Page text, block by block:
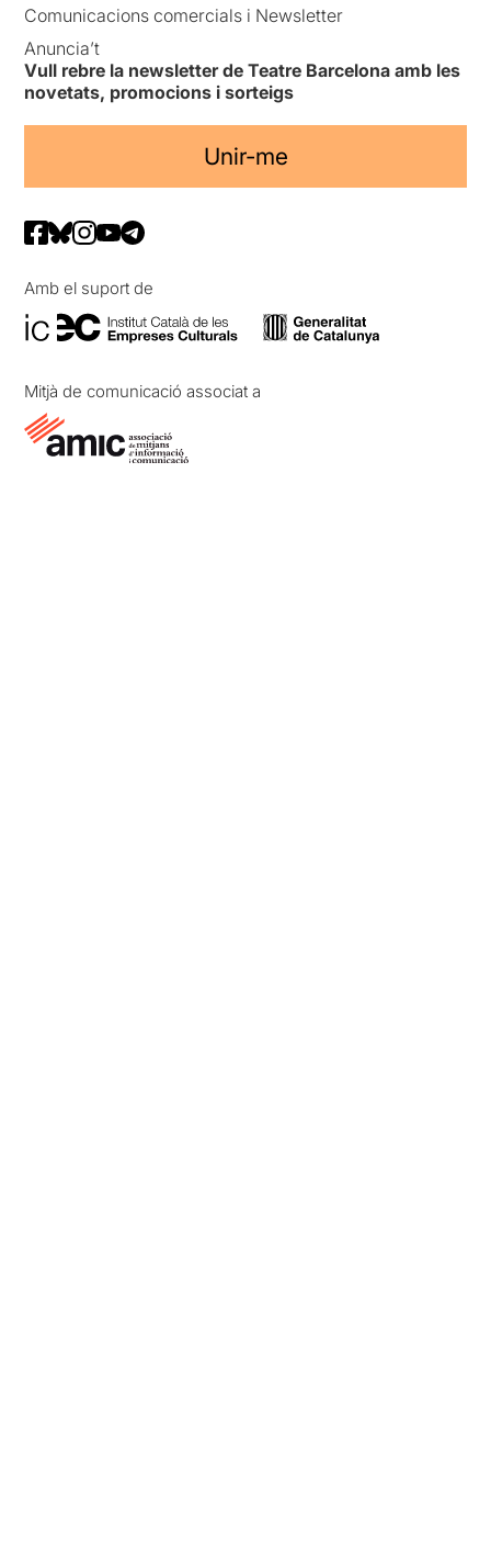
Comunicacions comercials i Newsletter
Anuncia’t
Vull rebre la newsletter de Teatre Barcelona amb les
novetats, promocions i sorteigs
Unir-me
Amb el suport de
Mitjà de comunicació associat a